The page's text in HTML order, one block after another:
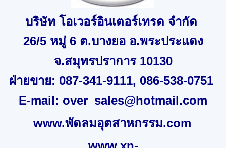
บริษัท โอเวอร์อินเตอร์เทรด จำกัด
26/5 หมู่ 6 ต.บางยอ อ.พระประแดง
จ.สมุทรปราการ 10130
ฝ่ายขาย: 087-341-9111, 086-538-0751
E-mail: over_sales@hotmail.com
www.พัดลมอุตสาหกรรม.com